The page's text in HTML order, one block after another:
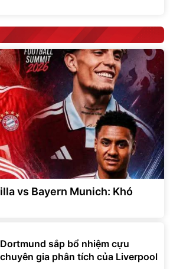
vs Bayern Munich: Khó
Dortmund sắp bổ nhiệm cựu
chuyên gia phân tích của Liverpool